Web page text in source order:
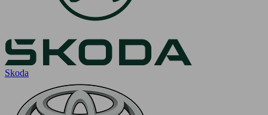
Skoda